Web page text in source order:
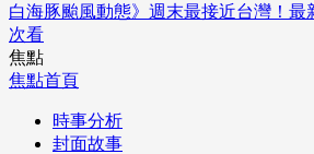
白海豚颱風動態》週末最接近台灣！最
次看
焦點
焦點首頁
時事分析
封面故事